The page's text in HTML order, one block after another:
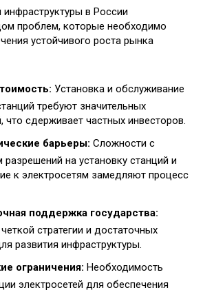
инфраструктуры в России
проблем, которые необходимо
устойчивого роста рынка
Установка и обслуживание
требуют значительных
что сдерживает частных инвесторов.
барьеры: Сложности с
разрешений на установку станций и
к электросетям замедляют процесс
поддержка государства:
стратегии и достаточных
развития инфраструктуры.
ограничения: Необходимость
электросетей для обеспечения